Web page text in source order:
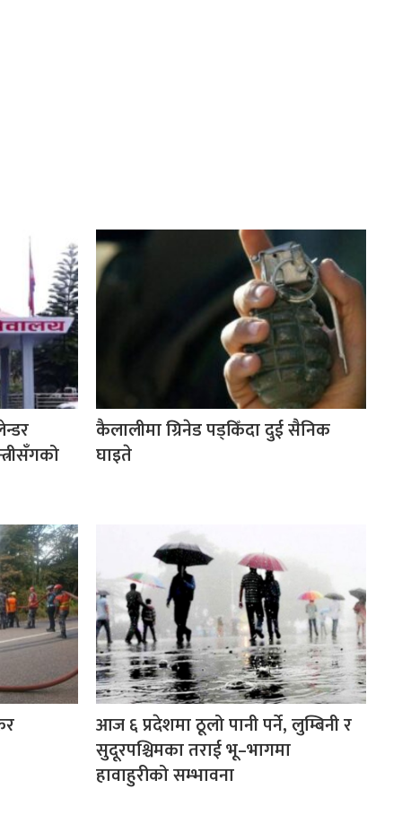
कैलालीमा ग्रिनेड पड्किँदा दुई सैनिक
घाइते
आज ६ प्रदेशमा ठूलो पानी पर्ने, लुम्बिनी र
सुदूरपश्चिमका तराई भू–भागमा
हावाहुरीको सम्भावना